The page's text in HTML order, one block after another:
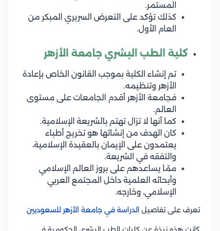
المستمر.
كذلك تؤكد على التعرض السريري المبكر من
العام الأول.
كلية الطب البشري جامعة الأزهر
تم إنشاء الكلية بموجب القانون الخاص بإعادة
الأزهر وتنظيمه.
فجامعة الأزهر أقدم الجامعات على مستوى
العالم.
كما أنها لا تزال تهتم بالشريعة الإسلامية.
كان الهدف من إنشائها هو تخريج أطباء
يعتمدون على الإيمان بالعقيدة الإسلامية،
والتفقه في الشريعة.
ممّا يساعدهم على بروز العالم الإسلامي
وأبحاثه العلمية داخل المجتمع العربي
الإسلامي، وخارجه.
تعرف على تفاصيل الدراسة في جامعة الأزهر للسعوديين